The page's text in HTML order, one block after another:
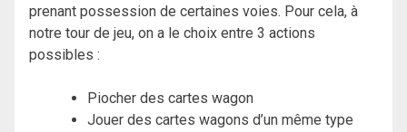
prenant possession de certaines voies. Pour cela, à
notre tour de jeu, on a le choix entre 3 actions
possibles :
Piocher des cartes wagon
Jouer des cartes wagons d’un même type